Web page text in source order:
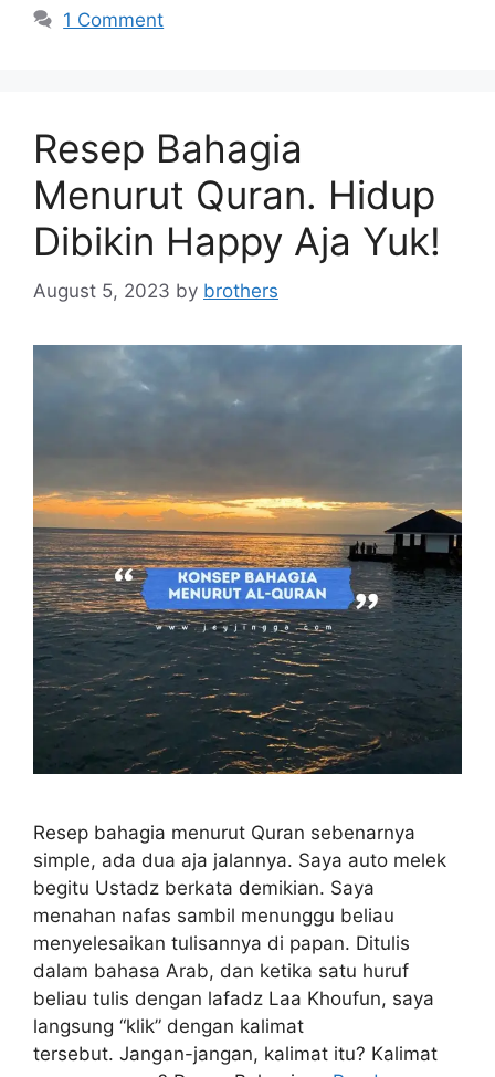
1 Comment
Resep Bahagia
Menurut Quran. Hidup
Dibikin Happy Aja Yuk!
August 5, 2023 by brothers
Resep bahagia menurut Quran sebenarnya
simple, ada dua aja jalannya. Saya auto melek
begitu Ustadz berkata demikian. Saya
menahan nafas sambil menunggu beliau
menyelesaikan tulisannya di papan. Ditulis
dalam bahasa Arab, dan ketika satu huruf
beliau tulis dengan lafadz Laa Khoufun, saya
langsung “klik” dengan kalimat
tersebut. Jangan-jangan, kalimat itu? Kalimat